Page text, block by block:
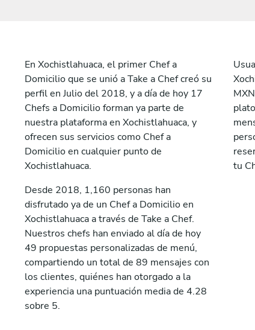
En Xochistlahuaca, el primer Chef a
Domicilio que se unió a Take a Chef creó su
perfil en Julio del 2018, y a día de hoy 17
Chefs a Domicilio forman ya parte de
nuestra plataforma en Xochistlahuaca, y
ofrecen sus servicios como Chef a
Domicilio en cualquier punto de
Xochistlahuaca.
Desde 2018, 1,160 personas han
disfrutado ya de un Chef a Domicilio en
Xochistlahuaca a través de Take a Chef.
Nuestros chefs han enviado al día de hoy
49 propuestas personalizadas de menú,
compartiendo un total de 89 mensajes con
los clientes, quiénes han otorgado a la
experiencia una puntuación media de 4.28
sobre 5.
tu